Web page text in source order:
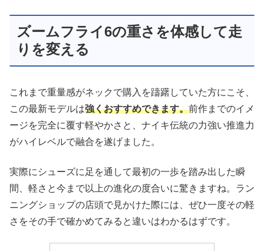
ズームフライ6の重さを体感して走
りを変える
これまで重量感がネックで購入を躊躇していた方にこそ、
この最新モデルは強くおすすめできます。前作までのイメ
ージを完全に覆す軽やかさと、ナイキ伝統の力強い推進力
がハイレベルで融合を遂げました。
実際にシューズに足を通して最初の一歩を踏み出した瞬
間、軽さと今まで以上の進化の度合いに驚きますね。ラン
ニングショップの店頭で見かけた際には、ぜひ一度その軽
さをその手で確かめてみると違いはわかるはずです。